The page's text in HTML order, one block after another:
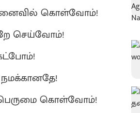
கொள்வோம்!
செய்வோம்!
கொள்வோம்!